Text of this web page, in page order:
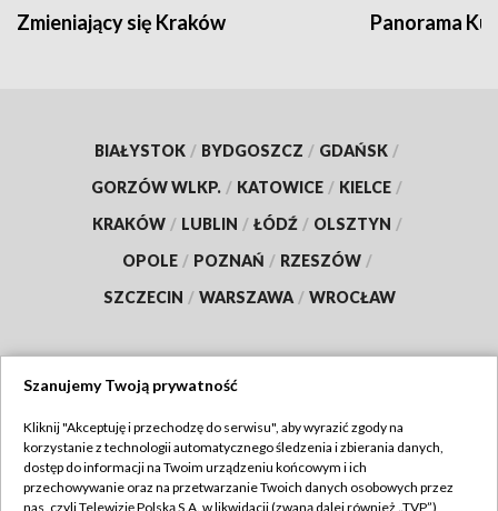
Zmieniający się Kraków Panorama
BIAŁYSTOK / BYDGOSZCZ / GDAŃSK /
GORZÓW WLKP. / KATOWICE / KIELCE /
KRAKÓW / LUBLIN / ŁÓDŹ / OLSZTYN /
OPOLE / POZNAŃ / RZESZÓW /
SZCZECIN / WARSZAWA / WROCŁAW
TVP
Abonament TVP
Regulamin TVP
Szanujemy Twoją prywatność
Kliknij "Akceptuję i przechodzę do serwisu", aby wyrazić zgody na
korzystanie z technologii automatycznego śledzenia i zbierania danych,
dostęp do informacji na Twoim urządzeniu końcowym i ich
przechowywanie oraz na przetwarzanie Twoich danych osobowych przez
nas, czyli Telewizję Polską S.A. w likwidacji (zwaną dalej również „TVP”),